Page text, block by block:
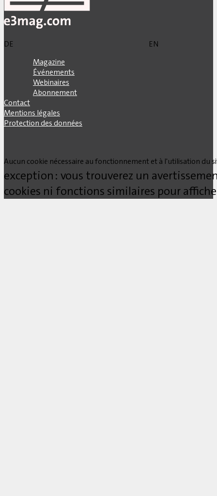
DE
EN
Magazine
Événements
Webinaires
Abonnement
Contact
Mentions légales
Protection des données
Aucun cookie nécessaire au fonctionnement et à l'utilisation du
exception : vous trouverez un
cookies ni fonctions similaires pour